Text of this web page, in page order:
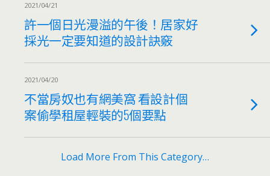
2021/04/21
許一個日光漫溢的午後！居家好
採光一定要知道的設計訣竅
2021/04/20
不當房奴也有網美窩 看設計個
案偷學租屋輕裝的5個要點
Load More From This Category…